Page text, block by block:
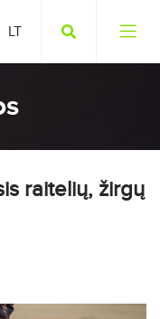
raitelių, žirgų